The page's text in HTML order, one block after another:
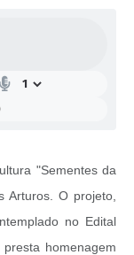
"Sementes da
Arturos. O projeto,
no Edital
homenagem